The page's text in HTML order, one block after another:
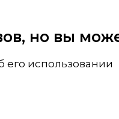
но вы
его использовании